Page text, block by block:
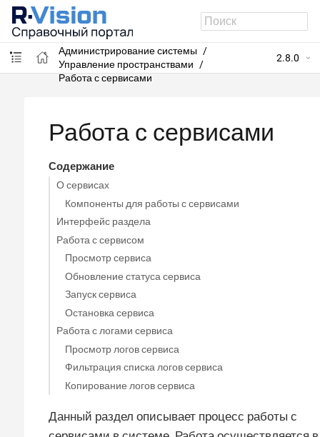
R-Vision SIEM
Администрирование системы
Управление пространствами
Работа с сервисами
2.8.0
Работа с сервисами
Содержание
О сервисах
Компоненты для работы с сервисами
Интерфейс раздела
Работа с сервисом
Просмотр сервиса
Обновление статуса сервиса
Запуск сервиса
Остановка сервиса
Работа с логами сервиса
Просмотр логов сервиса
Фильтрация списка логов сервиса
Копирование логов сервиса
Данный раздел описывает процесс работы с